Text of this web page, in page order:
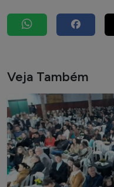
Veja Também